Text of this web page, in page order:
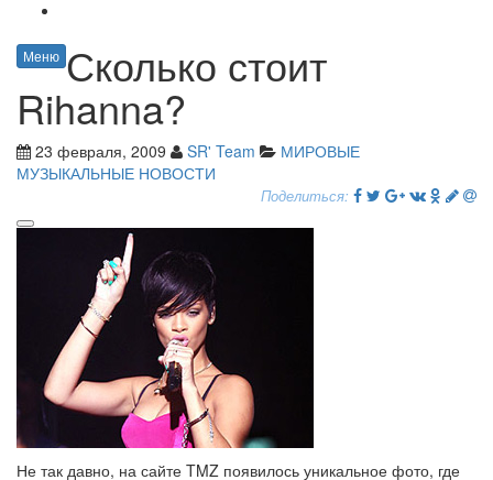
Меню Сколько стоит
Rihanna?
23 февраля, 2009 SR' Team
МИРОВЫЕ
МУЗЫКАЛЬНЫЕ НОВОСТИ
Поделиться:
Не так давно, на сайте TMZ появилось уникальное фото, где